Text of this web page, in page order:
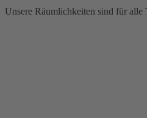
Unsere Räumlichkeiten sind für alle